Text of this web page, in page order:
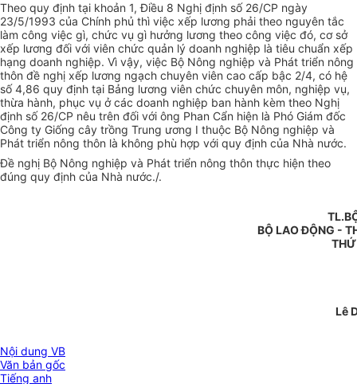
Theo quy định tại khoản 1, Điều 8 Nghị định số 26/CP ngày
23/5/1993 của Chính phủ thì việc xếp lương phải theo nguyên tắc
làm công việc gì, chức vụ gì hưởng lương theo công việc đó, cơ sở
xếp lương đối với viên chức quản lý doanh nghiệp là tiêu chuẩn xếp
hạng doanh nghiệp. Vì vậy, việc Bộ Nông nghiệp và Phát triển nông
thôn đề nghị xếp lương ngạch chuyên viên cao cấp bậc 2/4, có hệ
số 4,86 quy định tại Bảng lương viên chức chuyên môn, nghiệp vụ,
thừa hành, phục vụ ở các doanh nghiệp ban hành kèm theo Nghị
định số 26/CP nêu trên đối với ông Phan Cẩn hiện là Phó Giám đốc
Công ty Giống cây trồng Trung ương I thuộc Bộ Nông nghiệp và
Phát triển nông thôn là không phù hợp với quy định của Nhà nước.
Đề nghị Bộ Nông nghiệp và Phát triển nông thôn thực hiện theo
đúng quy định của Nhà nước./.
BỘ LAO ĐỘNG -
Lê
Nội dung VB
Văn bản gốc
Tiếng anh